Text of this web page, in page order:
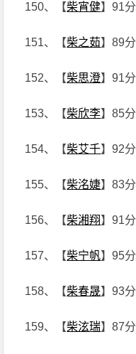
150、【柴宵健】91分
151、【柴之茹】89分
152、【柴思澄】91分
153、【柴欣李】85分
154、【柴艾千】92分
155、【柴洺婕】83分
156、【柴湘翔】91分
157、【柴宁帆】95分
158、【柴春晟】93分
159、【柴泫瑞】87分